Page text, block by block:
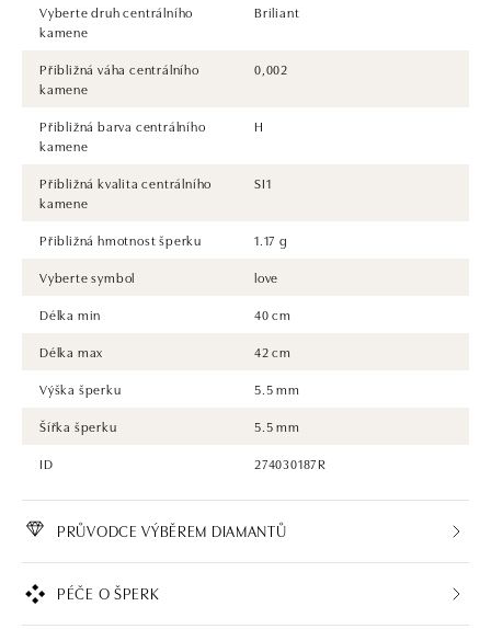
Vyberte druh centrálního
kamene
Briliant
Přibližná váha centrálního
kamene
0,002
Přibližná barva centrálního
kamene
H
Přibližná kvalita centrálního
kamene
SI1
Přibližná hmotnost šperku
1.17 g
Vyberte symbol
love
Délka min
40 cm
Délka max
42 cm
Výška šperku
5.5 mm
Šířka šperku
5.5 mm
ID
274030187R
PRŮVODCE VÝBĚREM DIAMANTŮ
PÉČE O ŠPERK